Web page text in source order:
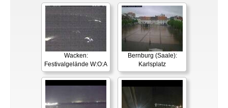
Wacken:
Festivalgelände W:O:A
Bernburg (Saale):
Karlsplatz